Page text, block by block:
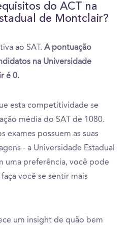
do ACT na
de Montclair?
ao SAT. A pontuação
na Universidade
é 0.
esta competitividade se
média do SAT de 1080.
exames possuem as suas
- a Universidade Estadual
uma preferência, você pode
você se sentir mais
um insight de quão bem